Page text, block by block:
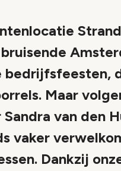
bedrijfsfeesten,
Maar
van den
vaker
Dankzij